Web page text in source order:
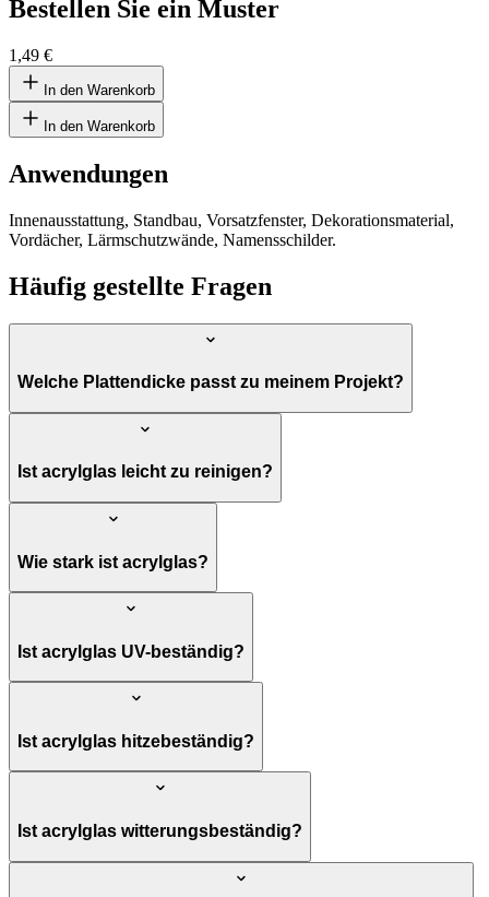
Bestellen Sie ein Muster
1,49 €
In den Warenkorb
In den Warenkorb
Anwendungen
Innenausstattung, Standbau, Vorsatzfenster, Dekorationsmaterial,
Vordächer, Lärmschutzwände, Namensschilder.
Häufig gestellte Fragen
Welche Plattendicke passt zu meinem Projekt?
Ist acrylglas leicht zu reinigen?
Wie stark ist acrylglas?
Ist acrylglas UV-beständig?
Ist acrylglas hitzebeständig?
Ist acrylglas witterungsbeständig?